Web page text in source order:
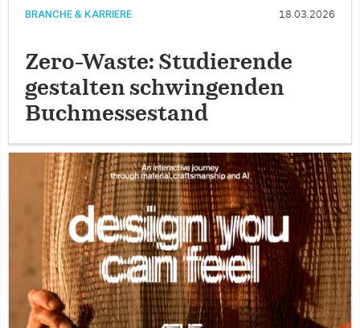
BRANCHE & KARRIERE 18.03.2026
Zero-Waste: Studierende
gestalten schwingenden
Buchmessestand